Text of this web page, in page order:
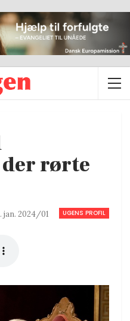
rørte
UGENS PROFIL
jan. 2024/01